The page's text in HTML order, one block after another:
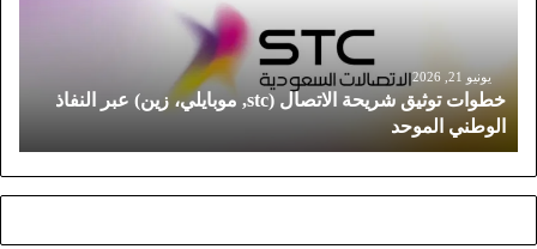
ث
ش
ر
ي
يونيو 21, 2026
خطوات توثيق شريحة الاتصال (stc, موبايلي، زين) عبر النفاذ
الوطني الموحد